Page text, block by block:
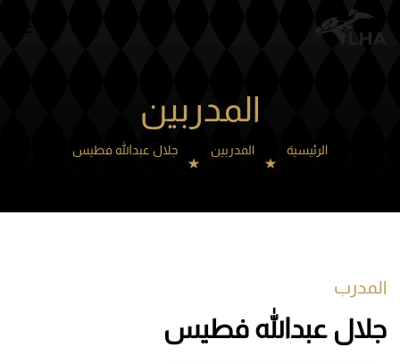
المدربين
الرئيسية المدربين جلال عبدالله فطيس
المدرب
جلال عبدالله فطيس